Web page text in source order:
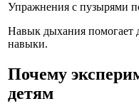
Упражнения с пузырями
Навык дыхания помогает
навыки.
Почему
детям